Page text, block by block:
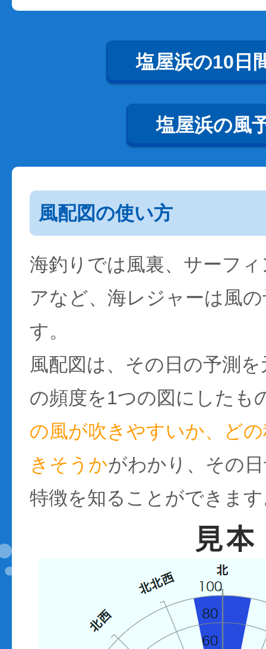
塩屋浜の10日
塩屋浜の風
風配図の使い方
海釣りでは風裏、サーフ
アなど、海レジャーは風
す。
風配図は、その日の予測
の頻度を1つの図にしたも
の風が吹きやすいか、ど
きそうかがわかり、その
特徴を知ることができま